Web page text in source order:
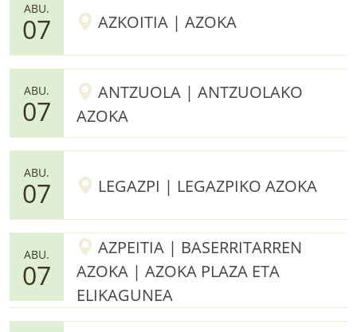
ABU.
07 AZKOITIA | AZOKA
ABU.
07
ANTZUOLA | ANTZUOLAKO
AZOKA
ABU.
07 LEGAZPI | LEGAZPIKO AZOKA
ABU.
07
AZPEITIA | BASERRITARREN
AZOKA | AZOKA PLAZA ETA
ELIKAGUNEA